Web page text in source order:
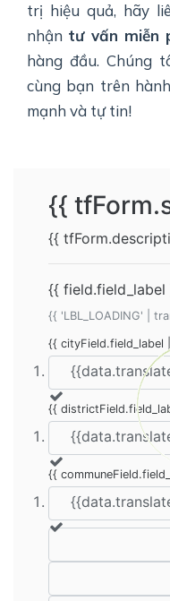
trị hiệu quả, hãy
nhận tư vấn miễn
hàng đầu. Chúng
cùng bạn trên
mạnh và tự tin!